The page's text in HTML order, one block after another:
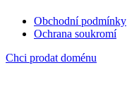
Obchodní podmínky
Ochrana soukromí
Chci prodat doménu